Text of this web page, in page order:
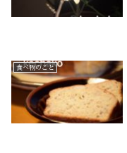
食べ物のこと